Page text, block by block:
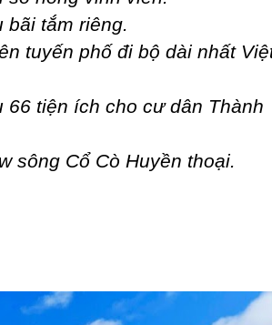
bãi tắm riêng.
tuyến phố đi bộ dài nhất
tiện ích cho cư dân Thành
sông Cổ Cò Huyền thoại.